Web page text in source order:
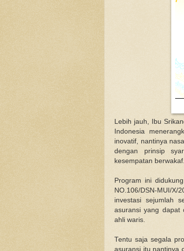
Lebih jauh, Ibu
Indonesia
inovatif, nantinya
dengan prinsip
kesempatan
Program ini
NO.106/DSN-MUI/X/
investasi sejumlah
asuransi yang dapat
ahli waris.
Tentu saja segala
asuransi itu nantinya